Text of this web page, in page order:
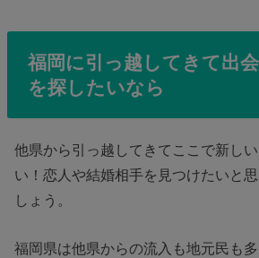
福岡に引っ越してきて出
を探したいなら
他県から引っ越してきてここで新し
い！恋人や結婚相手を見つけたいと
しょう。
福岡県は他県からの流入も地元民も